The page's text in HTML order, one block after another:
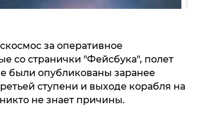
за оперативное
со странички "Фейсбука", полет
были опубликованы заранее
ступени и выходе корабля на
не знает причины.